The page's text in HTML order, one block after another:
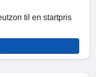
til en startpris